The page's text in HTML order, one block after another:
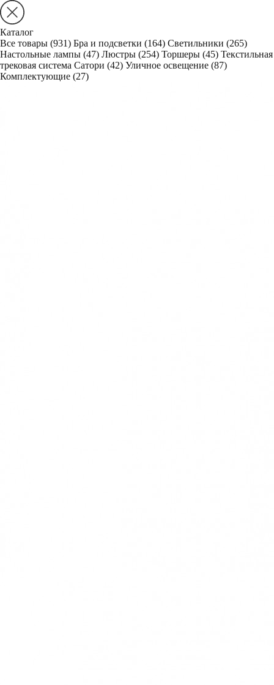
Каталог
Все товары (931) Бра и подсветки (164) Светильники (265)
Настольные лампы (47) Люстры (254) Торшеры (45) Текстильная
трековая система Сатори (42) Уличное освещение (87)
Комплектующие (27)